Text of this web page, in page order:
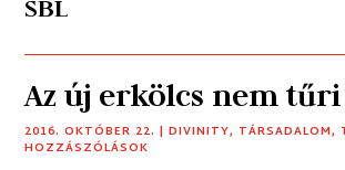
SBL
Az új erkölcs nem
2016. OKTÓBER 22. |DIVINITY, TÁRSADALOM,
HOZZÁSZÓLÁSOK